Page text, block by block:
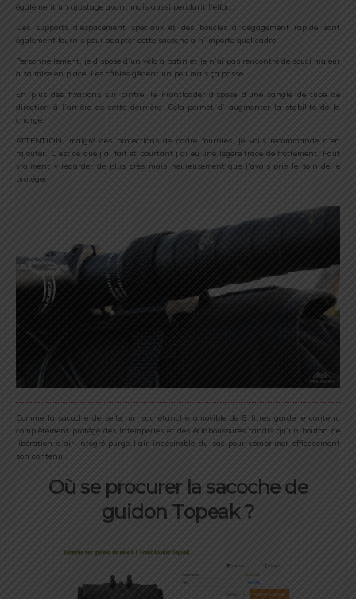
également un ajustage avant mais aussi pendant l’effort.
Des supports d’espacement spéciaux et des boucles à dégagement rapide sont
également fournis pour adapter cette sacoche a n’importe quel cadre.
Personnellement, je dispose d’un vélo à patin et je n’ai pas rencontré de souci majeur
à sa mise en place. Les câbles gênent un peu mais ça passe.
En plus des fixations sur cintre, le Frontloader dispose d’une sangle de tube de
direction à l’arrière de cette dernière. Cela permet d’ augmenter la stabilité de la
charge.
ATTENTION, malgré des protections de cadre fournies, je vous recommande d’en
rajouter. C’est ce que j’ai fait et pourtant j’ai eu une légère trace de frottement. Faut
vraiment y regarder de plus près mais heureusement que j’avais pris le soin de le
protéger.
Comme la sacoche de selle, un sac étanche amovible de 8 litres garde le contenu
complètement protégé des intempéries et des éclaboussures tandis qu’un bouton de
libération d’air intégré purge l’air indésirable du sac pour comprimer efficacement
son contenu.
Où se procurer la sacoche de
guidon Topeak ?